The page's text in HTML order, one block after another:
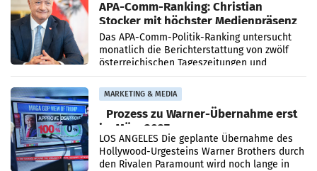
APA-Comm-Ranking: Christian
Stocker mit höchster Medienpräsenz
im Juli
Das APA-Comm-Politik-Ranking untersucht
monatlich die Berichterstattung von zwölf
österreichischen Tageszeitungen und
analysiert, welche Politikerinnen und
Politiker Österreichs die
MARKETING & MEDIA
Prozess zu Warner-Übernahme erst
im März 2027
LOS ANGELES Die geplante Übernahme des
Hollywood-Urgesteins Warner Brothers durch
den Rivalen Paramount wird noch lange in